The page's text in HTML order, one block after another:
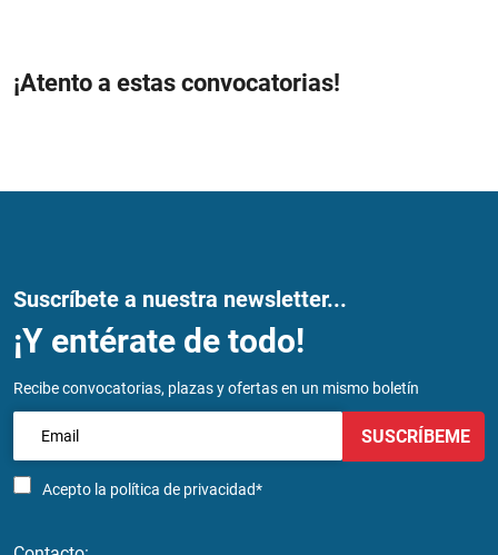
¡Atento a estas convocatorias!
Suscríbete a nuestra newsletter...
¡Y entérate de todo!
Recibe convocatorias, plazas y ofertas en un mismo boletín
Acepto la política de privacidad*
SUSCRÍBEME